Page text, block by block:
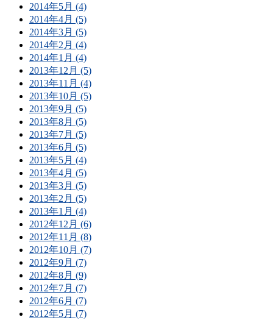
2014年5月 (4)
2014年4月 (5)
2014年3月 (5)
2014年2月 (4)
2014年1月 (4)
2013年12月 (5)
2013年11月 (4)
2013年10月 (5)
2013年9月 (5)
2013年8月 (5)
2013年7月 (5)
2013年6月 (5)
2013年5月 (4)
2013年4月 (5)
2013年3月 (5)
2013年2月 (5)
2013年1月 (4)
2012年12月 (6)
2012年11月 (8)
2012年10月 (7)
2012年9月 (7)
2012年8月 (9)
2012年7月 (7)
2012年6月 (7)
2012年5月 (7)